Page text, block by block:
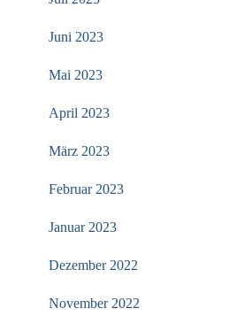
Juni 2023
Mai 2023
April 2023
März 2023
Februar 2023
Januar 2023
Dezember 2022
November 2022